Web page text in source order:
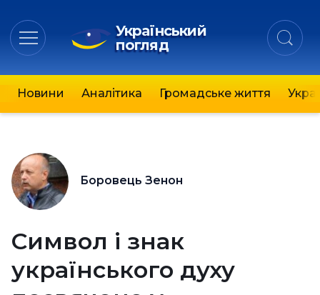
Український
погляд
Новини Аналітика Громадське життя
Боровець Зенон
Символ і знак
українського духу